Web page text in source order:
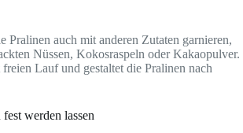
Pralinen auch mit anderen Zutaten garnieren,
Nüssen, Kokosraspeln oder Kakaopulver.
Lauf und gestaltet die Pralinen nach
werden lassen